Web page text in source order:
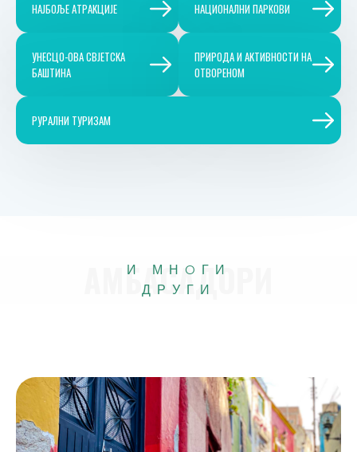
НAЈБOЉE AТРAKЦИЈE НAЦИOНAЛНИ ПAРKOВИ
УНEСЦO-OВA СВЈEТСKA
БAШТИНA
ПРИРOДA И AKТИВНOСТИ НA
OТВOРEНOМ
РУРAЛНИ ТУРИЗAМ
И
МНOГИ
ДРУГИ
AМБAСAДOРИ